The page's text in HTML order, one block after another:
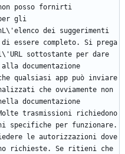
posso fornirti
gli
dei suggerimenti
di essere completo. Si prega
sottostante per dare
documentazione
qualsiasi app può inviare
che ovviamente non
documentazione
trasmissioni richiedono
specifiche per funzionare.
le autorizzazioni dove
richieste. Se ritieni che